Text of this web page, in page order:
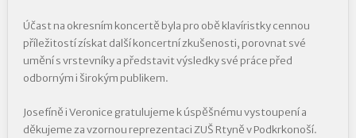
Účast na okresním koncertě byla pro obě klavíristky cennou
příležitostí získat další koncertní zkušenosti, porovnat své
umění s vrstevníky a představit výsledky své práce před
odborným i širokým publikem.
Josefíně i Veronice gratulujeme k úspěšnému vystoupení a
děkujeme za vzornou reprezentaci ZUŠ Rtyně v Podkrkonoší.